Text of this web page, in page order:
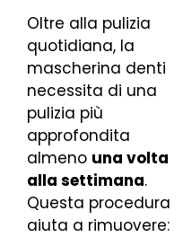
Oltre alla pulizia
quotidiana, la
mascherina denti
necessita di una
pulizia più
approfondita
almeno una volta
alla settimana.
Questa procedura
aiuta a rimuovere: